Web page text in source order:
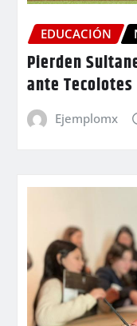
EDUCACIÓN
Pierden
ante Tecolotes
Ejemplomx